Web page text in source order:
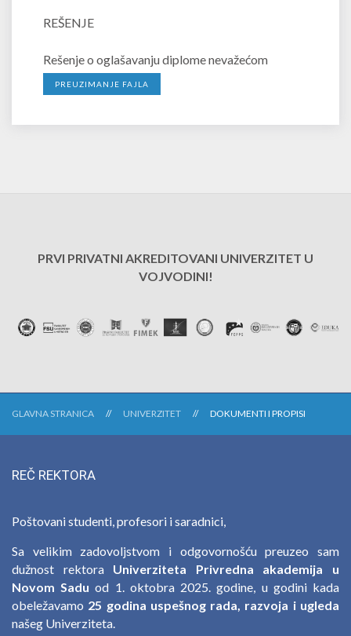
REŠENJE
Rešenje o oglašavanju diplome nevažećom
PREUZIMANJE FAJLA
PRVI PRIVATNI AKREDITOVANI UNIVERZITET U
VOJVODINI!
GLAVNA STRANICA UNIVERZITET DOKUMENTI I PROPISI
REČ REKTORA
Poštovani studenti, profesori i saradnici,
Sa velikim zadovoljstvom i odgovornošću preuzeo sam
dužnost rektora Univerziteta Privredna akademija u
Novom Sadu od 1. oktobra 2025. godine, u godini kada
obeležavamo 25 godina uspešnog rada, razvoja i ugleda
našeg Univerziteta.